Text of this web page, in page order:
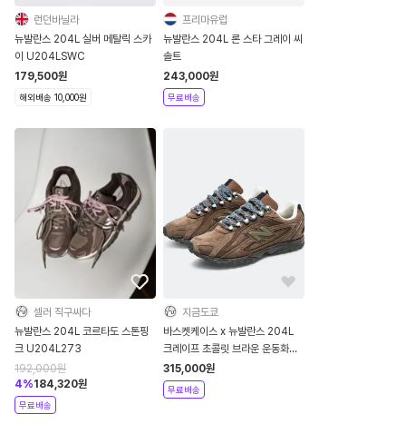
런던바닐라
뉴발란스 204L 실버 메탈릭 스카
이 U204LSWC
179,500원
해외배송 10,000원
프리마유럽
뉴발란스 204L 론 스타 그레이 씨
솔트
243,000원
무료배송
셀러 직구싸다
뉴발란스 204L 코르타도 스톤핑
크 U204L273
192,000원
4%184,320원
무료배송
지금도쿄
바스켓케이스 x 뉴발란스 204L
크레이프 초콜릿 브라운 운동화
U204LBC1
315,000원
무료배송